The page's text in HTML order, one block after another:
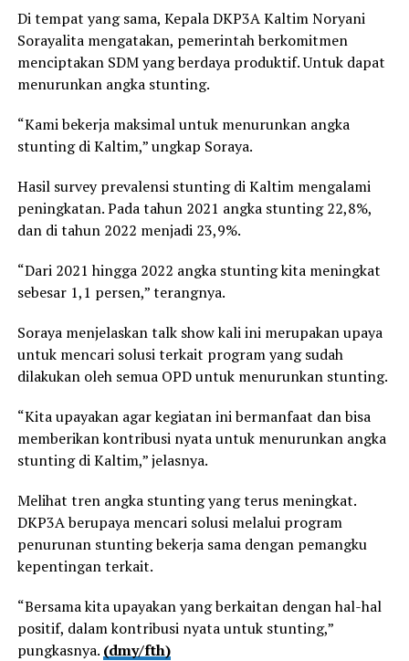
Di tempat yang sama, Kepala DKP3A Kaltim Noryani
Sorayalita mengatakan, pemerintah berkomitmen
menciptakan SDM yang berdaya produktif. Untuk dapat
menurunkan angka stunting.
“Kami bekerja maksimal untuk menurunkan angka
stunting di Kaltim,” ungkap Soraya.
Hasil survey prevalensi stunting di Kaltim mengalami
peningkatan. Pada tahun 2021 angka stunting 22,8%,
dan di tahun 2022 menjadi 23,9%.
“Dari 2021 hingga 2022 angka stunting kita meningkat
sebesar 1,1 persen,” terangnya.
Soraya menjelaskan talk show kali ini merupakan upaya
untuk mencari solusi terkait program yang sudah
dilakukan oleh semua OPD untuk menurunkan stunting.
“Kita upayakan agar kegiatan ini bermanfaat dan bisa
memberikan kontribusi nyata untuk menurunkan angka
stunting di Kaltim,” jelasnya.
Melihat tren angka stunting yang terus meningkat.
DKP3A berupaya mencari solusi melalui program
penurunan stunting bekerja sama dengan pemangku
kepentingan terkait.
“Bersama kita upayakan yang berkaitan dengan hal-hal
positif, dalam kontribusi nyata untuk stunting,”
pungkasnya. (dmy/fth)